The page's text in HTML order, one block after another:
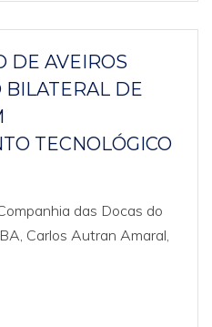
DE AVEIROS
BILATERAL DE
TECNOLÓGICO
das Docas do
Carlos Autran Amaral,